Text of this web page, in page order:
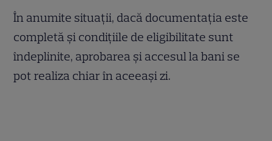
În anumite situații, dacă documentația este
completă și condițiile de eligibilitate sunt
îndeplinite, aprobarea și accesul la bani se
pot realiza chiar în aceeași zi.